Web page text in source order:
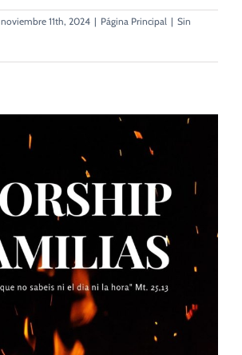
noviembre 11th, 2024 | Página Principal | Sin